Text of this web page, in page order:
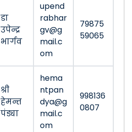
डा
उपेन्द्र
भार्गव
upend
rabhar
gv@g
mail.c
om
79875
59065
श्री
हेमन्त
पंड्या
hema
ntpan
dya@g
mail.c
om
998136
0807